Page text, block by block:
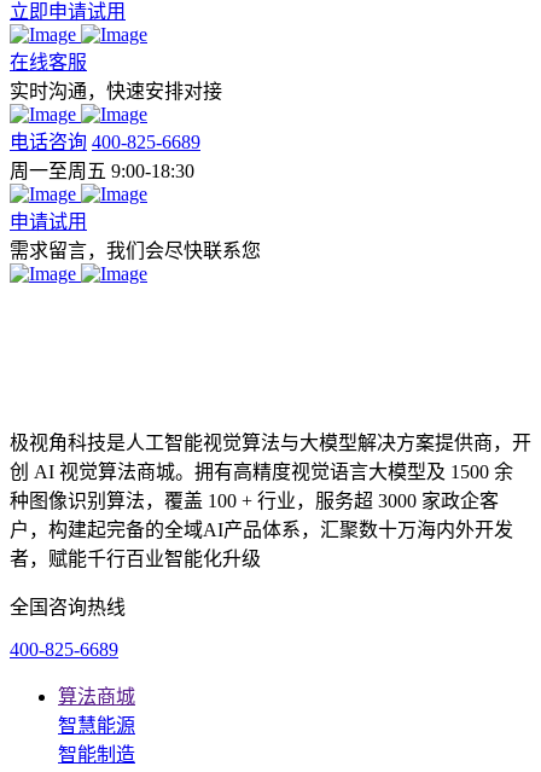
立即申请试用
在线客服
实时沟通，快速安排对接
电话咨询 400-825-6689
周一至周五 9:00-18:30
申请试用
需求留言，我们会尽快联系您
极视角科技是人工智能视觉算法与大模型解决方案提供商，开
创 AI 视觉算法商城。拥有高精度视觉语言大模型及 1500 余
种图像识别算法，覆盖 100 + 行业，服务超 3000 家政企客
户，构建起完备的全域AI产品体系，汇聚数十万海内外开发
者，赋能千行百业智能化升级
全国咨询热线
400-825-6689
算法商城
智慧能源
智能制造